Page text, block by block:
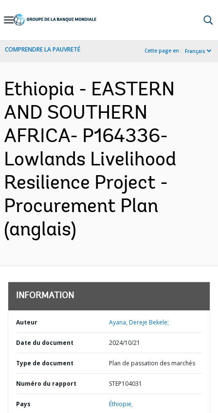
Skip
Navigation
COMPRENDRE LA PAUVRETÉ Cette page en : Français
Ethiopia - EASTERN
AND SOUTHERN
AFRICA- P164336-
Lowlands Livelihood
Resilience Project -
Procurement Plan
(anglais)
INFORMATION
Auteur Ayana, Dereje Bekele;
Date du document 2024/10/21
Type de document Plan de passation des marchés
Numéro du rapport STEP104031
Pays Éthiopie,